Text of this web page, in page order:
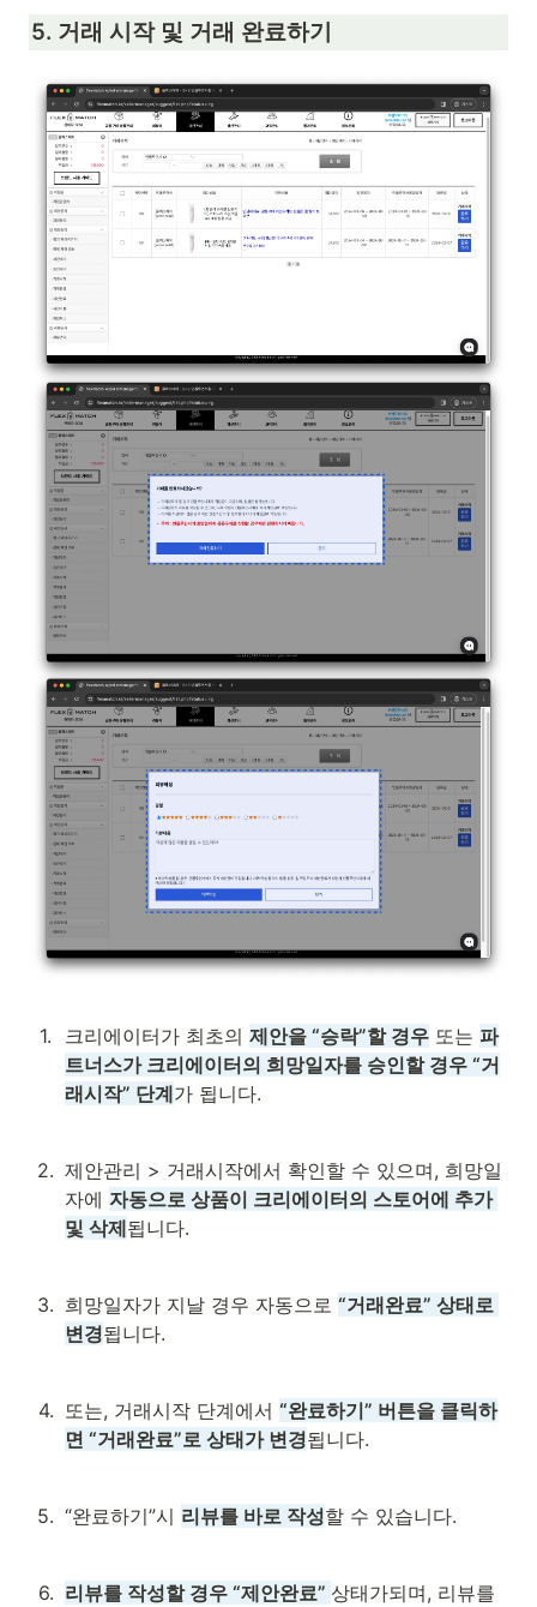
5. 거래 시작 및 거래 완료하기
1. 크리에이터가 최초의 제안을 “승락”할 경우 또는 파
트너스가 크리에이터의 희망일자를 승인할 경우 “거
래시작” 단계가 됩니다.
2. 제안관리 > 거래시작에서 확인할 수 있으며, 희망일
자에 자동으로 상품이 크리에이터의 스토어에 추가
및 삭제됩니다.
3. 희망일자가 지날 경우 자동으로 “거래완료” 상태로
변경됩니다.
4. 또는, 거래시작 단계에서 “완료하기” 버튼을 클릭하
면 “거래완료”로 상태가 변경됩니다.
5. “완료하기”시 리뷰를 바로 작성할 수 있습니다.
6. 리뷰를 작성할 경우 “제안완료” 상태가되며, 리뷰를